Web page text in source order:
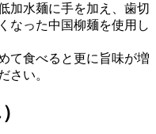
加水麺に手を加え、歯切
なった中国柳麺を使用し
て食べると更に旨味が増
さい。